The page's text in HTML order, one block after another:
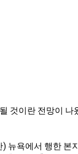
것이란 전망이 나
뉴욕에서 행한 본